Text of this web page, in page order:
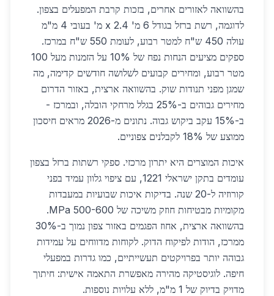
בהשוואה לאזורים אחרים, בזכות קרבת המפעלים בצפון.
לדוגמה, רשת ברזל בגודל 6 מ' x 2.4 מ' בעובי 4 מ"מ
עולה 450 ש"ח למטר רבוע, לעומת 550 ש"ח במרכז.
ספקים מציעים הנחות נפח של 10% על הזמנות מעל 100
מטר רבוע, ומחירים קבועים לשלושה חודשים קדימה, מה
שמגן מפני תנודות שוק. בהשוואה ארצית, באזור הדרום
מחירים גבוהים ב-25% בגלל מרחקי הובלה, ובמרכז -
ב-15% עקב ביקוש גבוה. נתונים מ-2026 מראים חיסכון
ממוצע של 18% לקבלנים צפוניים.
איכות המוצרים היא יתרון מרכזי. ספקי רשתות ברזל בצפון
עומדים בתקן ישראלי 1221, עם ציפוי גלוון עמיד בפני
קורוזיה ל-20 שנה. בדיקות איכות שבועיות במעבדות
מקומיות מבטיחות חוזק משיכה של 500-600 MPa.
בהשוואה ארצית, אחוז הפגמים באזור צפון נמוך ב-30%
ממרכז, הודות לפיקוח הדוק. לקוחות מדווחים על עמידות
גבוהה יותר בפרויקטים תעשייתיים, כמו גדרות במפעלי
חיפה. לוגיסטיקה מהירה מאפשרת התאמה אישית: חיתוך
מדויק בדיוק של 1 מ"מ, ללא עלויות נוספות.